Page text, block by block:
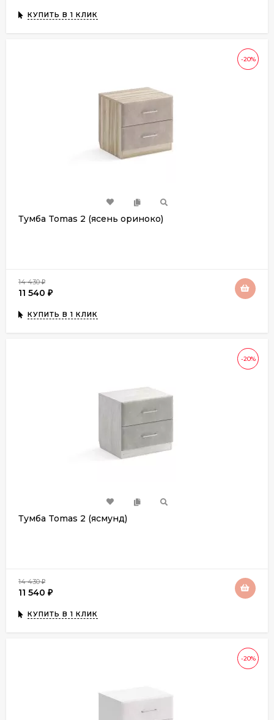
КУПИТЬ В 1 КЛИК
-20%
Тумба Tomas 2 (ясень ориноко)
14 430₽
11 540 ₽
КУПИТЬ В 1 КЛИК
-20%
Тумба Tomas 2 (ясмунд)
14 430₽
11 540 ₽
КУПИТЬ В 1 КЛИК
-20%